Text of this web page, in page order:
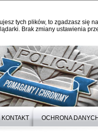
tych plików, to zgadzasz się
Brak zmiany ustawienia
KONTAKT OCHRONA DANYCH